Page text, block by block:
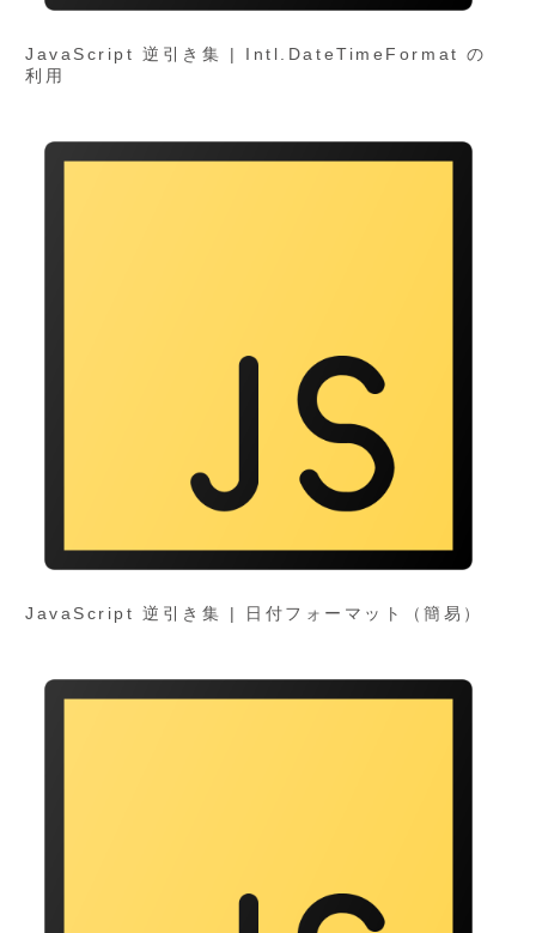
JavaScript 逆引き集 | Intl.DateTimeFormat の
利用
JavaScript 逆引き集 | 日付フォーマット（簡易）